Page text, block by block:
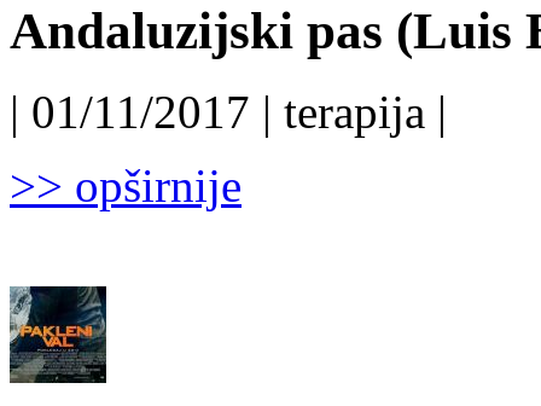
Andaluzijski pas (Luis
| 01/11/2017 | terapija |
>> opširnije